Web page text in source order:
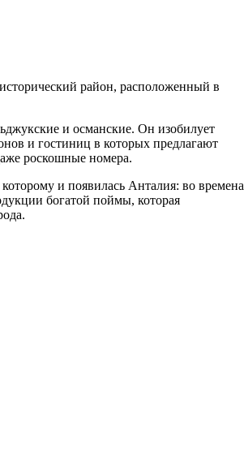
район, расположенный в
и османские. Он изобилует
и гостиниц в которых предлагают
роскошные номера.
и появилась Анталия: во времена
богатой поймы, которая